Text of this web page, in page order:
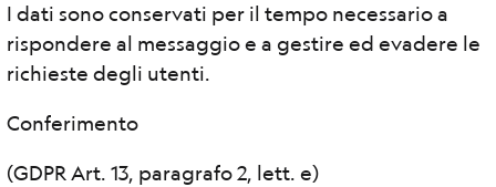
I dati sono conservati per il tempo necessario a
rispondere al messaggio e a gestire ed evadere le
richieste degli utenti.
Conferimento
(GDPR Art. 13, paragrafo 2, lett. e)